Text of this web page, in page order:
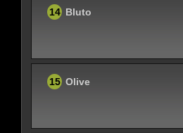
14 Bluto
15 Olive